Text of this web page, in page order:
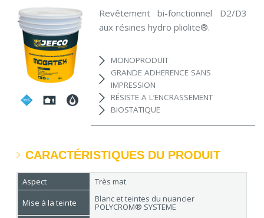
Revêtement bi-fonctionnel D2/D3
aux résines hydro pliolite®.
MONOPRODUIT
GRANDE ADHERENCE SANS
IMPRESSION
RÉSISTE A L’ENCRASSEMENT
BIOSTATIQUE
CARACTÉRISTIQUES DU PRODUIT
Aspect
Très mat
Mise à la teinte
Blanc et teintes du nuancier
POLYCROM® SYSTEME